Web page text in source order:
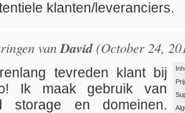
klanten/leveranciers.
vanDavid(October 24,
tevreden klant bij
Ik maak gebruik van
storage en domeinen.